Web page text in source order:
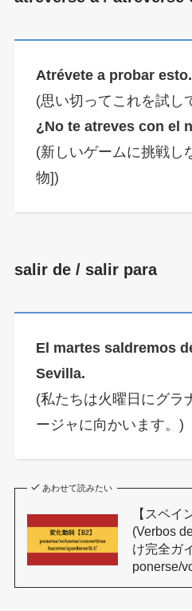
Atrévete a probar esto.
(思い切ってこれを試し
¿No te atreves con el
(新しいゲームに挑戦し
物])
salir de / salir para
El martes saldremos
Sevilla.
(私たちは火曜日にグラ
ージャに向かいます。)
あわせて読みたい
【スペイ
(Verbos
け完全ガ
ponerse/